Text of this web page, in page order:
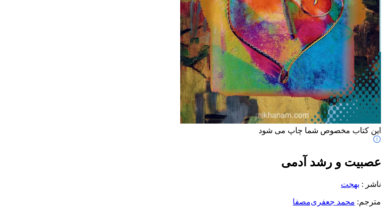
این کتاب مخصوص شما چاپ می شود
عصبیت و رشد آدمی
ناشر : بهجت
مترجم: محمد جعفری‌مصفا